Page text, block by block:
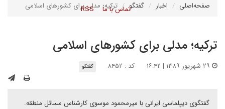
تماس با ما RSS صفحه‌اصلی اخبار گفتگو ترکیه؛ مدلی برای کشورهای اسلامی‌
ترکیه؛ مدلی برای کشورهای اسلامی‌
کد : ۸۴۵۲ گفتگو
گفتگوی دیپلماسی ایرانی با میرمحمود موسوی کارشناس مسائل منطقه.